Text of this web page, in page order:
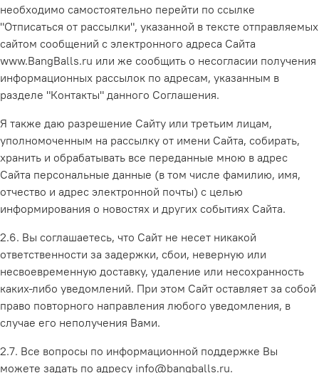
необходимо самостоятельно перейти по ссылке
"Отписаться от рассылки", указанной в тексте отправляемых
сайтом сообщений с электронного адреса Сайта
www.BangBalls.ru или же сообщить о несогласии получения
информационных рассылок по адресам, указанным в
разделе "Контакты" данного Соглашения.
Я также даю разрешение Сайту или третьим лицам,
уполномоченным на рассылку от имени Сайта, собирать,
хранить и обрабатывать все переданные мною в адрес
Сайта персональные данные (в том числе фамилию, имя,
отчество и адрес электронной почты) с целью
информирования о новостях и других событиях Сайта.
2.6. Вы соглашаетесь, что Сайт не несет никакой
ответственности за задержки, сбои, неверную или
несвоевременную доставку, удаление или несохранность
каких-либо уведомлений. При этом Сайт оставляет за собой
право повторного направления любого уведомления, в
случае его неполучения Вами.
2.7. Все вопросы по информационной поддержке Вы
можете задать по адресу info@bangballs.ru.